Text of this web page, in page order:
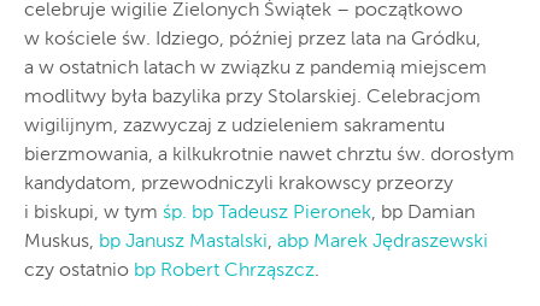
celebruje wigilie Zielonych Świątek – początkowo
w kościele św. Idziego, później przez lata na Gródku,
a w ostatnich latach w związku z pandemią miejscem
modlitwy była bazylika przy Stolarskiej. Celebracjom
wigilijnym, zazwyczaj z udzieleniem sakramentu
bierzmowania, a kilkukrotnie nawet chrztu św. dorosłym
kandydatom, przewodniczyli krakowscy przeorzy
i biskupi, w tym śp. bp Tadeusz Pieronek, bp Damian
Muskus, bp Janusz Mastalski, abp Marek Jędraszewski
czy ostatnio bp Robert Chrząszcz.